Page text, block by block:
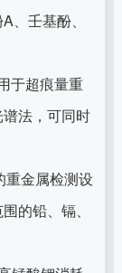
、壬基酚、
于超痕量重
法，可同时
重金属检测设
的铅、镉、